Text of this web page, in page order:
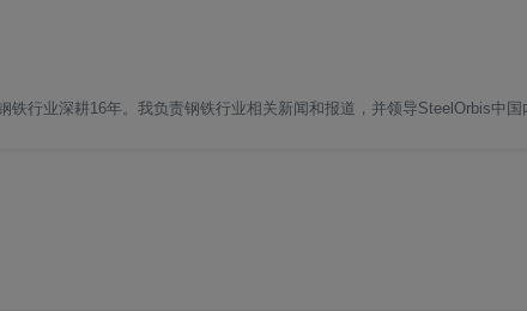
行业深耕16年。我负责钢铁行业相关新闻和报道，并领导SteelOrbis中国